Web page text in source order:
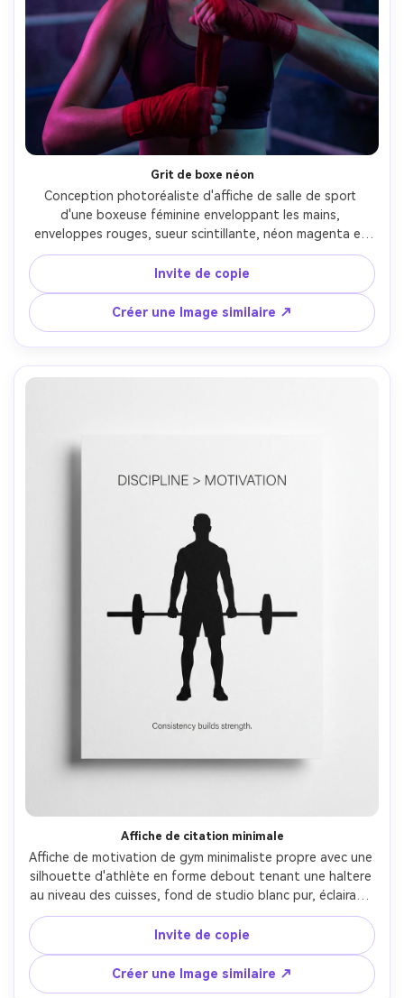
Grit de boxe néon
Conception photoréaliste d'affiche de salle de sport
d'une boxeuse féminine enveloppant les mains,
enveloppes rouges, sueur scintillante, néon magenta et
lumières de jante cyan, atmosphère fumée, cordes de ring
de boxe floues en arrière-plan, regard confiant vers la
caméra, typographie en titre: "Pas d'EXCUSES", sous-
texte: "Un tour de plus.", type sans serif moderne avec
effet de lueur, classement des couleurs
cinématographiques, mise au point nette, Canon R5,
objectif 50mm, mise en page d'affiche verticale avec un
Invite de copie
Créer une Image similaire ↗
Affiche de citation minimale
Affiche de motivation de gym minimaliste propre avec une
silhouette d'athlète en forme debout tenant une haltere
au niveau des cuisses, fond de studio blanc pur, éclairage
doux et uniforme, look éditorial haut de gamme,
typographie noire fine centrée: "DISCIPLINE> motivation",
petit texte de pied de page: "La cohérence construit la
force.", bords ultra-nets, texture de papier subtile,
design haut de gamme prêt à imprimer, photographié sur
Invite de copie
Créer une Image similaire ↗